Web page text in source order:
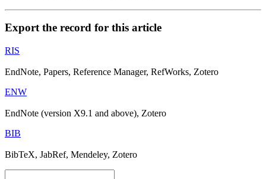
Export the record for this article
RIS
EndNote, Papers, Reference Manager, RefWorks, Zotero
ENW
EndNote (version X9.1 and above), Zotero
BIB
BibTeX, JabRef, Mendeley, Zotero